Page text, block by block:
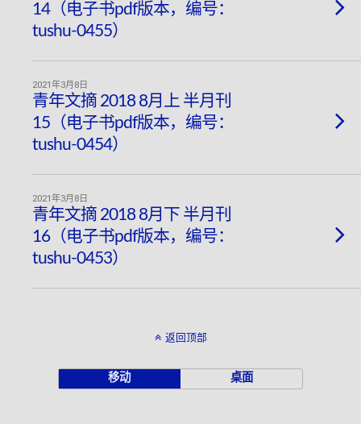
14（电子书pdf版本，编号：
tushu-0455）
2021年3月8日
青年文摘 2018 8月上 半月刊
15（电子书pdf版本，编号：
tushu-0454）
2021年3月8日
青年文摘 2018 8月下 半月刊
16（电子书pdf版本，编号：
tushu-0453）
返回顶部
移动 桌面